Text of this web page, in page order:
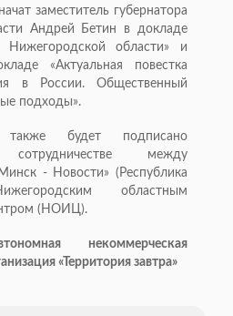
заместитель губернатора
Андрей Бетин в докладе
Нижегородской области» и
«Актуальная повестка
в России. Общественный
подходы».
будет подписано
между
- Новости» (Республика
областным
(НОИЦ).
некоммерческая
«Территория завтра»